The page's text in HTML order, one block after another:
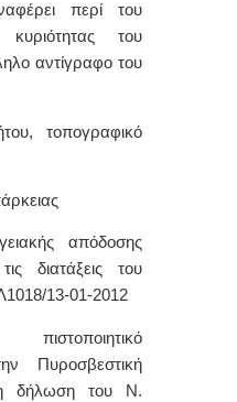
περί του
του
αντίγραφο του
τοπογραφικό
απόδοσης
διατάξεις του
13-01-2012
Πυροσβεστική
δήλωση του Ν.